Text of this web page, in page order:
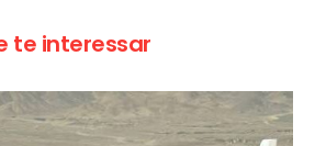
te interessar